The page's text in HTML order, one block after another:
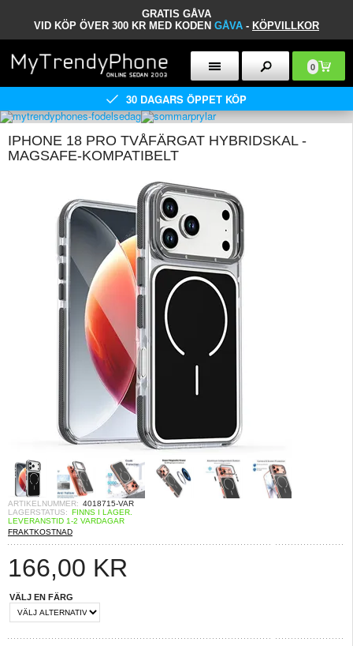
GRATIS GÅVA
VID KÖP ÖVER 300 KR MED KODEN GÅVA - KÖPVILLKOR
0
30 DAGARS ÖPPET KÖP
IPHONE 18 PRO TVÅFÄRGAT HYBRIDSKAL -
MAGSAFE-KOMPATIBELT
ARTIKELNUMMER: 4018715-VAR
LAGERSTATUS: FINNS I LAGER.
LEVERANSTID 1-2 VARDAGAR
FRAKTKOSTNAD
166,00 KR
VÄLJ EN FÄRG